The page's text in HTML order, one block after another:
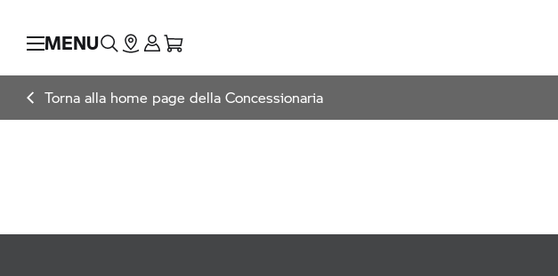
MENU
Torna alla home page della Concessionaria